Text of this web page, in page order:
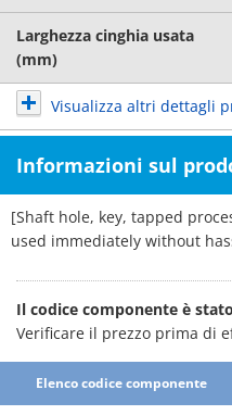
Larghezza cinghia usata
(mm)
Visualizza altri dettagli
Informazioni sul
[Shaft hole, key, tapped
used immediately without
Il codice componente è
Verificare il prezzo prima di
Elenco codice componente